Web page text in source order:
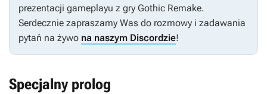
prezentacji gameplayu z gry Gothic Remake.
Serdecznie zapraszamy Was do rozmowy i zadawania
pytań na żywo na naszym Discordzie!
Specjalny prolog